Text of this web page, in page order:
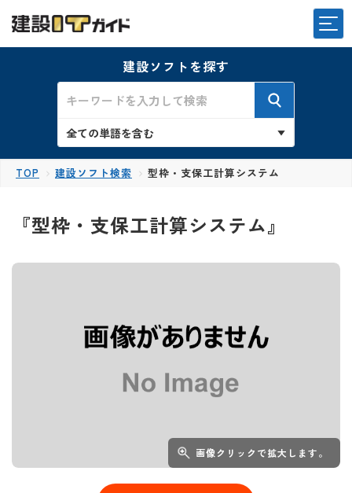
建設ソフトを探す
TOP 建設ソフト検索 型枠・支保工計算システム
『型枠・支保工計算システム』
画像クリックで拡大します。